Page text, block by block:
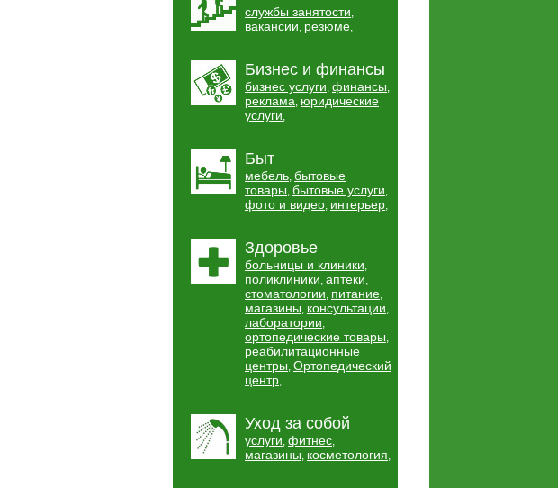
службы занятости,
вакансии, резюме,
Бизнес и финансы
бизнес услуги, финансы,
реклама, юридические
услуги,
Быт
мебель, бытовые
товары, бытовые услуги,
фото и видео, интерьер,
Здоровье
больницы и клиники,
поликлиники, аптеки,
стоматологии, питание,
магазины, консультации,
лаборатории,
ортопедические товары,
реабилитационные
центры, Ортопедический
центр,
Уход за собой
услуги, фитнес,
магазины, косметология,